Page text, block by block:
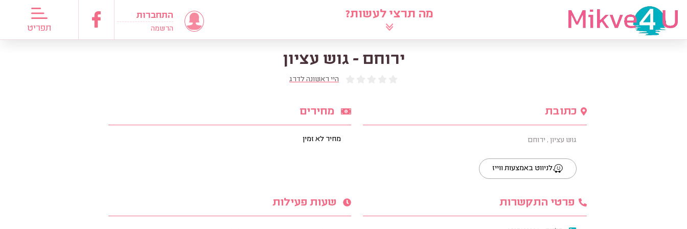
מה תרצי לעשות?
תפריט
התחברות
הרשמה
לוח שאלי את הרב מדריכות כלות
ירוחם - גוש עציון
היי ראשונה לדרג
כתובת
גוש עציון , ירוחם
לניווט באמצעות ווייז
מחירים
מחיר לא זמין
פרטי התקשרות שעות פעילות